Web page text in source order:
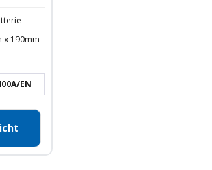
x 190mm
EN